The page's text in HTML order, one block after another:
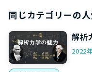
同じカテゴリーの
解析
2022